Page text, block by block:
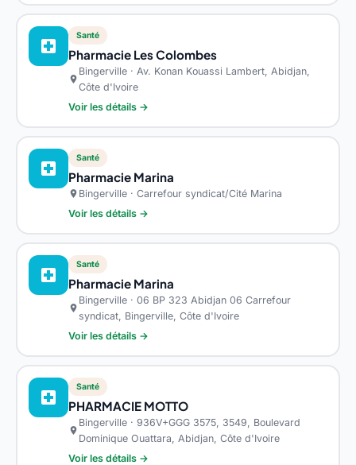
local_hospital
Santé
Pharmacie Les Colombes
location_on
Bingerville · Av. Konan Kouassi Lambert, Abidjan,
Côte d'Ivoire
Voir les détails →
local_hospital
Santé
Pharmacie Marina
location_on Bingerville · Carrefour syndicat/Cité Marina
Voir les détails →
local_hospital
Santé
Pharmacie Marina
location_on
Bingerville · 06 BP 323 Abidjan 06 Carrefour
syndicat, Bingerville, Côte d'Ivoire
Voir les détails →
local_hospital
Santé
PHARMACIE MOTTO
location_on
Bingerville · 936V+GGG 3575, 3549, Boulevard
Dominique Ouattara, Abidjan, Côte d'Ivoire
Voir les détails →